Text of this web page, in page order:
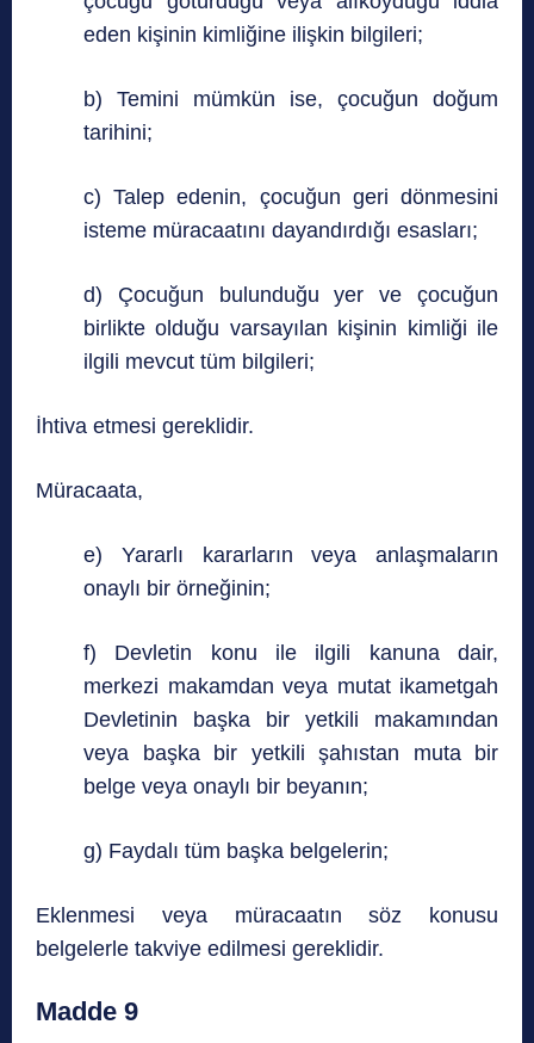
eden kişinin kimliğine ilişkin bilgileri;
b) Temini mümkün ise, çocuğun doğum
tarihini;
c) Talep edenin, çocuğun geri dönmesini
isteme müracaatını dayandırdığı esasları;
d) Çocuğun bulunduğu yer ve çocuğun
birlikte olduğu varsayılan kişinin kimliği ile
ilgili mevcut tüm bilgileri;
İhtiva etmesi gereklidir.
Müracaata,
e) Yararlı kararların veya anlaşmaların
onaylı bir örneğinin;
f) Devletin konu ile ilgili kanuna dair,
merkezi makamdan veya mutat ikametgah
Devletinin başka bir yetkili makamından
veya başka bir yetkili şahıstan muta bir
belge veya onaylı bir beyanın;
g) Faydalı tüm başka belgelerin;
Eklenmesi veya müracaatın söz konusu
belgelerle takviye edilmesi gereklidir.
Madde 9